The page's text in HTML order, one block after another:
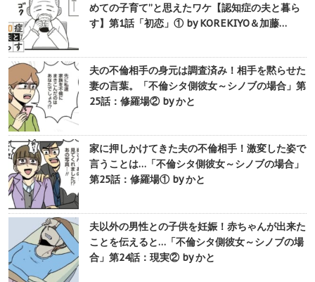
めての子育て”と思えたワケ【認知症の夫と暮ら
す】第1話「初恋」① by KOREKIYO＆加藤…
夫の不倫相手の身元は調査済み！相手を黙らせた
妻の言葉。「不倫シタ側彼女～シノブの場合」第
25話：修羅場② by かと
家に押しかけてきた夫の不倫相手！激変した姿で
言うことは…「不倫シタ側彼女～シノブの場合」
第25話：修羅場① by かと
夫以外の男性との子供を妊娠！赤ちゃんが出来た
ことを伝えると…「不倫シタ側彼女～シノブの場
合」第24話：現実② by かと